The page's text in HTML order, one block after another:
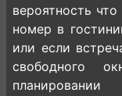
вероятность что
номер в
или если
свободного